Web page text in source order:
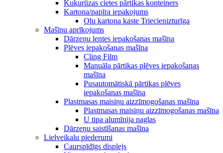
Kukurūzas cietes pārtikas konteiners
Kartona/papīra iepakojums
Olu kartona kaste Triecienizturīga
Mašīnu aprīkojums
Dārzeņu lentes iepakošanas mašīna
Plēves iepakošanas mašīna
Cling Film
Manuāla pārtikas plēves iepakošanas
mašīna
Pusautomātiskā pārtikas plēves
iepakošanas mašīna
Plastmasas maisiņu aizzīmogošanas mašīna
Plastmasas maisiņu aizzīmogošanas mašīna
U tipa alumīnija naglas
Dārzeņu saistīšanas mašīna
Lielveikalu piederumi
Caurspīdīgs displejs